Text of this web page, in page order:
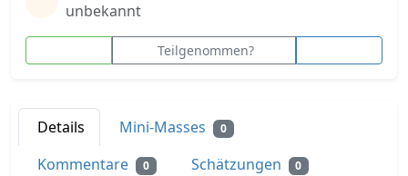
unbekannt
Teilgenommen?
Details Mini-Masses 0
Kommentare 0 Schätzungen 0